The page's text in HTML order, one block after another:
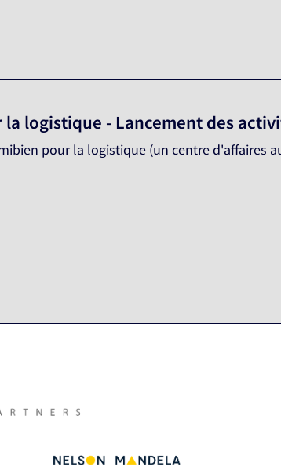
logistique - Lancement des
pour la logistique (un centre d'affaires